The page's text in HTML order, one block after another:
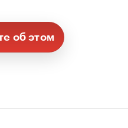
об этом